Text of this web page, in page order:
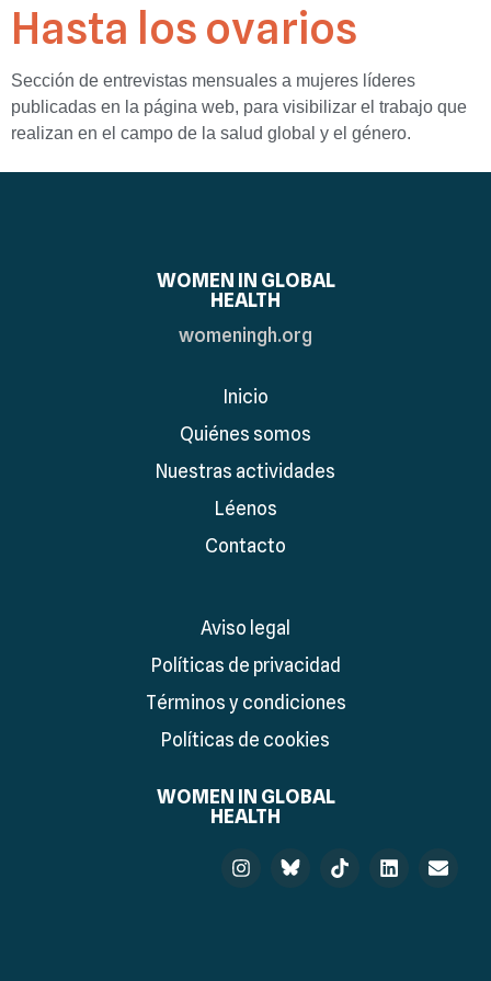
Hasta los ovarios
Sección de entrevistas mensuales a mujeres líderes
publicadas en la página web, para visibilizar el trabajo que
realizan en el campo de la salud global y el género.
WOMEN IN GLOBAL
HEALTH
womeningh.org
Inicio
Quiénes somos
Nuestras actividades
Léenos
Contacto
Aviso legal
Políticas de privacidad
Términos y condiciones
Políticas de cookies
WOMEN IN GLOBAL
HEALTH